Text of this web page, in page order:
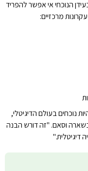
הנוכחי אי אפשר להפריד
מרכזיים:
נוכחים בעולם הדיגיטלי,
בשארה וסאם. "זה דורש הבנה
דיגיטלית."